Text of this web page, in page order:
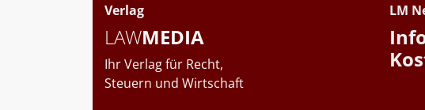
Verlag
LAWMEDIA
Ihr Verlag für Recht,
Steuern und Wirtschaft
LM